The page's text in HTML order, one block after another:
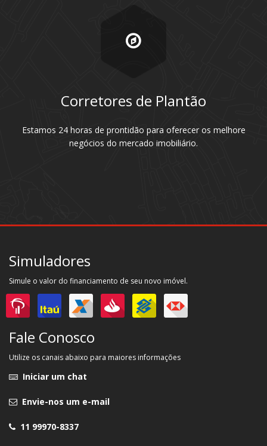
Corretores de Plantão
Estamos 24 horas de prontidão para oferecer os melhore
negócios do mercado imobiliário.
Simuladores
Simule o valor do financiamento de seu novo imóvel.
Fale Conosco
Utilize os canais abaixo para maiores informações
Iniciar um chat
Envie-nos um e-mail
11 99970-8337